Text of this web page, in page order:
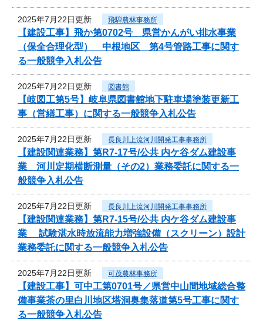
2025年7月22日更新 飛騨農林事務所
【建設工事】飛か第0702号 県営かんがい排水事業
（保全合理化型） 中根地区 第4号管路工事に関す
る一般競争入札公告
2025年7月22日更新 図書館
【岐図工第5号】岐阜県図書館地下駐車場塗装更新工
事（営繕工事）に関する一般競争入札公告
2025年7月22日更新 長良川上流河川開発工事事務所
【建設関連業務】第R7-17号/公共 内ケ谷ダム建設事
業 河川定期横断測量（その2）業務委託に関する一
般競争入札公告
2025年7月22日更新 長良川上流河川開発工事事務所
【建設関連業務】第R7-15号/公共 内ケ谷ダム建設事
業 試験湛水時放流能力増強設備（スクリーン）設計
業務委託に関する一般競争入札公告
2025年7月22日更新 可茂農林事務所
【建設工事】可中工第0701号／県営中山間地域総合整
備事業茶の里白川地区塔洞奥集落道第5号工事に関す
る一般競争入札公告